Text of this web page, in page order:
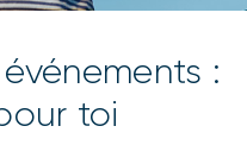
:
toi